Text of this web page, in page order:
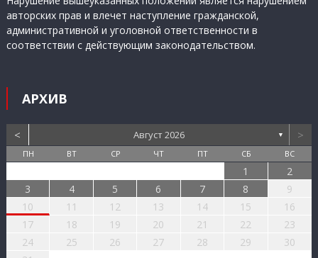
авторских прав и влечет наступление гражданской,
административной и уголовной ответственности в
соответствии с действующим законодательством.
АРХИВ
< Август 2026 ▼ >
ПН ВТ СР ЧТ ПТ СБ ВС
1
2
3
4 5 6 7 8
9
10
11 12 13 14 15
16
17
18 19 20 21 22
23
24
25 26 27 28 29
30